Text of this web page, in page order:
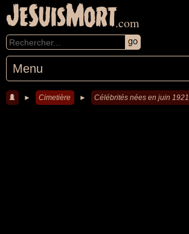
JeSuisMort.com
Menu
► Cimetière ► Célébrités nées en juin 1921